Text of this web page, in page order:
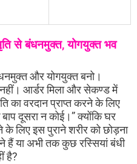
से बंधनमुक्त, योगयुक्त भव
और योगयुक्त बनो।
आर्डर मिला और सेकण्ड में
का वरदान प्राप्त करने के लिए
दूसरा न कोई।” क्योंकि घर
लिए इस पुराने शरीर को छोड़ना
हैं या अभी तक कुछ रस्सियां बंधी
है?